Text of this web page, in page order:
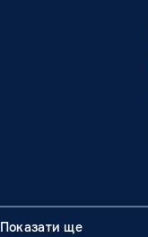
Показати ще